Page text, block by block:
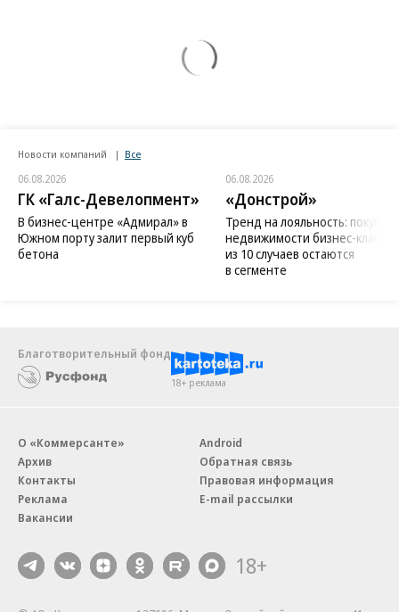
Новости компаний Все
06.08.2026
ГК «Галс-Девелопмент»
В бизнес-центре «Адмирал» в
Южном порту залит первый куб
бетона
06.08.2026
«Донстрой»
Тренд на лояльность:
недвижимости бизнес-класса
из 10 случаев остаются
в сегменте
Благотворительный фонд
18+ реклама
О «Коммерсанте»
Архив
Контакты
Реклама
Вакансии
Android
Обратная связь
Правовая информация
E-mail рассылки
18+